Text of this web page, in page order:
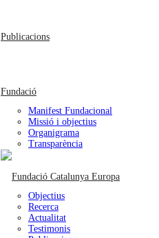
Publicacions
Fundació
Manifest Fundacional
Missió i objectius
Organigrama
Transparència
Objectius
Recerca
Actualitat
Testimonis